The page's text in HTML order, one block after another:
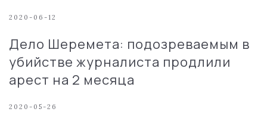
2020-06-12
Дело Шеремета: подозреваемым в
убийстве журналиста продлили
арест на 2 месяца
2020-05-26